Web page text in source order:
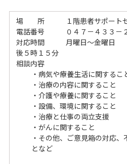
場 所 １階患者サポートセ
電話番号 ０４７－４３３－２
対応時間 月曜日〜金曜日
後５時１５分
相談内容
・病気や療養生活に関するこ
・治療の内容に関すること
・介護や療養に関すること
・設備、環境に関すること
・治療と仕事の両立支援
・がんに関すること
・その他、ご意見箱の対応
となど